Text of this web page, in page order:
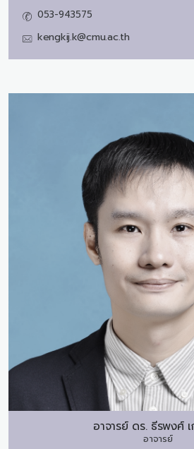
053-943575
kengkij.k@cmu.ac.th
อาจารย์ ดร. ธีรพงศ์
อาจารย์